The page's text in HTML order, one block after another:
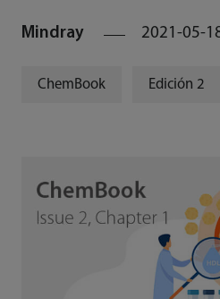
Mindray 2021-05-
ChemBook Edición 2